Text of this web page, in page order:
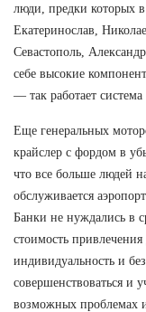
люди, предки которых
Екатеринослав,
Севастополь,
себе высокие
— так работает система
Еще генеральных
крайслер с фордом в
что все больше людей
обслуживается
Банки не нуждались в
стоимость
индивидуальность и
совершенствоваться
возможных проблемах